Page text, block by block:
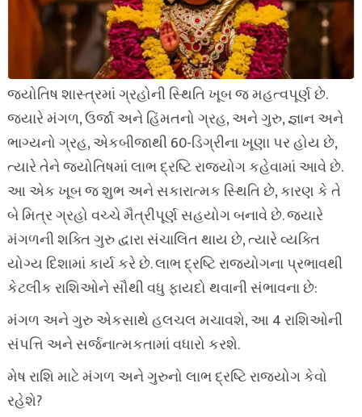
જ્યોતિષ શાસ્ત્રમાં ગ્રહોની સ્થિતિ ખૂબ જ મહત્વપૂર્ણ છે.
જ્યારે મંગળ, ઉર્જા અને હિંમતનો ગ્રહ, અને ગુરુ, જ્ઞાન અને
ભાગ્યનો ગ્રહ, એકબીજાથી 60-ડિગ્રીના ખૂણા પર હોય છે,
ત્યારે તેને જ્યોતિષમાં લાભ દ્રષ્ટિ રાજયોગ કહેવામાં આવે છે.
આ એક ખૂબ જ શુભ અને સકારાત્મક સ્થિતિ છે, કારણ કે તે
બે મિત્ર ગ્રહો વચ્ચે મૈત્રીપૂર્ણ સહયોગ બનાવે છે. જ્યારે
મંગળની શક્તિ ગુરુ દ્વારા સંચાલિત થાય છે, ત્યારે વ્યક્તિ
યોગ્ય દિશામાં કાર્ય કરે છે. લાભ દ્રષ્ટિ રાજયોગના પ્રભાવથી
કેટલીક રાશિઓને સૌથી વધુ ફાયદો થવાની સંભાવના છે:
મંગળ અને ગુરુ એકસાથે હલચલ મચાવશે, આ 4 રાશિઓની
સંપત્તિ અને સર્જનાત્મકતામાં વધારો કરશે.
મેષ રાશિ માટે મંગળ અને ગુરુનો લાભ દ્રષ્ટિ રાજયોગ કેવો
રહેશે?